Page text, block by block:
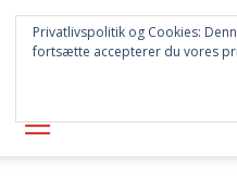
Privatlivspolitik og Cookies:
fortsætte accepterer du vores